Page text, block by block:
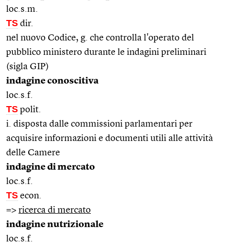
loc.s.m.
TS dir.
nel nuovo Codice, g. che controlla l'operato del
pubblico ministero durante le indagini preliminari
(sigla GIP)
indagine conoscitiva
loc.s.f.
TS polit.
i. disposta dalle commissioni parlamentari per
acquisire informazioni e documenti utili alle attività
delle Camere
indagine di mercato
loc.s.f.
TS econ.
=> ricerca di mercato
indagine nutrizionale
loc.s.f.